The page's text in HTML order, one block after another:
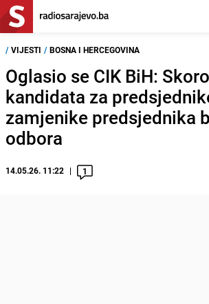
/ VIJESTI / BOSNA I HERCEGOVINA
Oglasio se CIK BiH:
kandidata za
zamjenike predsjednika
odbora
14.05.26. 11:22 1